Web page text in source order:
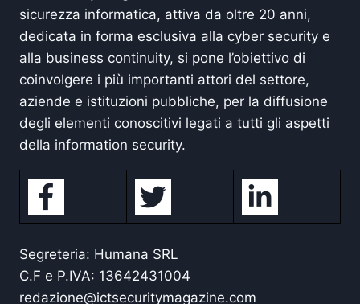
sicurezza informatica, attiva da oltre 20 anni,
dedicata in forma esclusiva alla cyber security e
alla business continuity, si pone l’obiettivo di
coinvolgere i più importanti attori del settore,
aziende e istituzioni pubbliche, per la diffusione
degli elementi conoscitivi legati a tutti gli aspetti
della information security.
Segreteria: Humana SRL
C.F e P.IVA: 13642431004
redazione@ictsecuritymagazine.com